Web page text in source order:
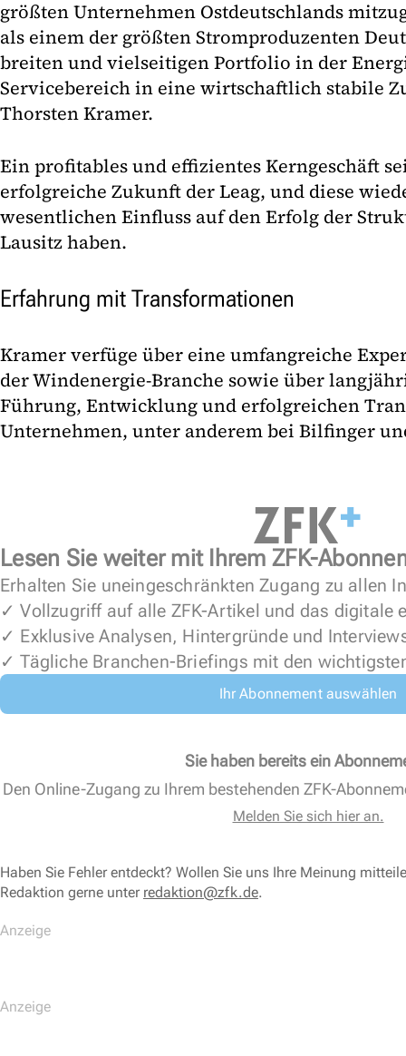
größten Unternehmen Ostdeutschlands
als einem der größten Stromproduzenten
breiten und vielseitigen Portfolio in der
Servicebereich in eine wirtschaftlich stabile
Thorsten Kramer.
Ein profitables und effizientes Kerngeschäft
erfolgreiche Zukunft der Leag, und diese
wesentlichen Einfluss auf den Erfolg der
Lausitz haben.
Erfahrung mit Transformationen
Kramer verfüge über eine umfangreiche
der Windenergie-Branche sowie über
Führung, Entwicklung und erfolgreichen
Unternehmen, unter anderem bei Bilfinger
Lesen Sie weiter mit Ihrem ZFK-
Erhalten Sie uneingeschränkten Zugang zu allen
✓ Vollzugriff auf alle ZFK-Artikel und das digitale
✓ Exklusive Analysen, Hintergründe und
✓ Tägliche Branchen-Briefings mit den
Ihr Abonnement auswählen
Sie haben bereits ein
Den Online-Zugang zu Ihrem bestehenden ZFK-
Melden Sie sich hier an.
Haben Sie Fehler entdeckt? Wollen Sie uns Ihre Meinung
Redaktion gerne unter redaktion@zfk.de.